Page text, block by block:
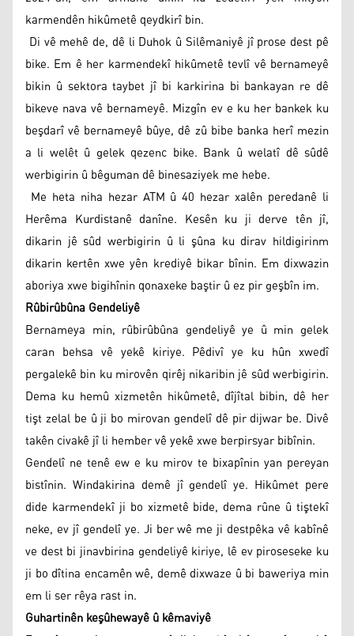
karmendên hikûmetê qeydkirî bin.
​ Di vê mehê de, dê li Duhok û Silêmaniyê jî prose dest pê
bike. Em ê her karmendekî hikûmetê tevlî vê bernameyê
bikin û sektora taybet jî bi karkirina bi bankayan re dê
bikeve nava vê bernameyê. Mizgîn ev e ku her bankek ku
beşdarî vê bernameyê bûye, dê zû bibe banka herî mezin
a li welêt û gelek qezenc bike. Bank û welatî dê sûdê
werbigirin û bêguman dê binesaziyek me hebe.
​ Me heta niha hezar ATM û 40 hezar xalên peredanê li
Herêma Kurdistanê danîne. Kesên ku ji derve tên jî,
dikarin jê sûd werbigirin û li şûna ku dirav hildigirinm
dikarin kertên xwe yên krediyê bikar bînin. Em dixwazin
aboriya xwe bigihînin qonaxeke baştir û ez pir geşbîn im.
Rûbirûbûna Gendeliyê
Bernameya min, rûbirûbûna gendeliyê ye û min gelek
caran behsa vê yekê kiriye. Pêdivî ye ku hûn xwedî
pergalekê bin ku mirovên qirêj nikaribin jê sûd werbigirin.
Dema ku hemû xizmetên hikûmetê, dîjîtal bibin, dê her
tişt zelal be û ji bo mirovan gendelî dê pir dijwar be. Divê
takên civakê jî li hember vê yekê xwe berpirsyar bibînin.
Gendelî ne tenê ew e ku mirov te bixapînin yan pereyan
bistînin. Windakirina demê jî gendelî ye. Hikûmet pere
dide karmendekî ji bo xizmetê bide, dema rûne û tiştekî
neke, ev jî gendelî ye. Ji ber wê me ji destpêka vê kabînê
ve dest bi jinavbirina gendeliyê kiriye, lê ev piroseseke ku
ji bo dîtina encamên wê, demê dixwaze û bi baweriya min
em li ser rêya rast in.
Guhartinên keşûhewayê û kêmaviyê